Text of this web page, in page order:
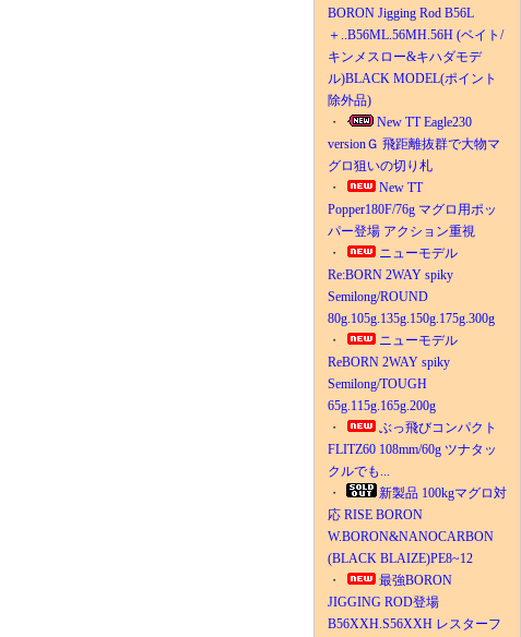
BORON Jigging Rod B56L
＋..B56ML.56MH.56H (ベイト/
キンメスロー&キハダモデ
ル)BLACK MODEL(ポイント
除外品)
・
New TT Eagle230
versionＧ 飛距離抜群で大物マ
グロ狙いの切り札
・
New TT
Popper180F/76g マグロ用ポッ
パー登場 アクション重視
・
ニューモデル
Re:BORN 2WAY spiky
Semilong/ROUND
80g.105g.135g.150g.175g.300g
・
ニューモデル
ReBORN 2WAY spiky
Semilong/TOUGH
65g.115g.165g.200g
・
ぶっ飛びコンパクト
FLITZ60 108mm/60g ツナタッ
クルでも...
・
新製品 100kgマグロ対
応 RISE BORON
W.BORON&NANOCARBON
(BLACK BLAIZE)PE8~12
・
最強BORON
JIGGING ROD登場
B56XXH.S56XXH レスターフ